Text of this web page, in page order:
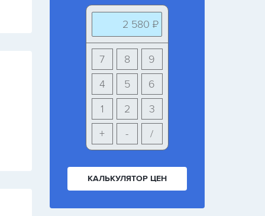
2 580 ₽
9
8
7
6
5
4
3
2
1
+
- /
КАЛЬКУЛЯТОР ЦЕН